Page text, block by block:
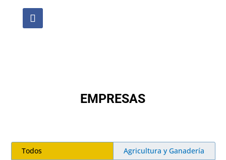
EMPRESAS
Todos Agricultura y Ganadería